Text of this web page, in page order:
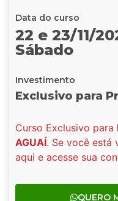
Data do curso
22 e 23/11/
Sábado
Investimento
Exclusivo para
Curso Exclusivo para
AGUAÍ. Se você está
aqui e acesse sua
QUERO